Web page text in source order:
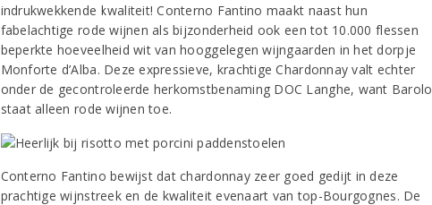
indrukwekkende kwaliteit! Conterno Fantino maakt naast hun
fabelachtige rode wijnen als bijzonderheid ook een tot 10.000 flessen
beperkte hoeveelheid wit van hooggelegen wijngaarden in het dorpje
Monforte d’Alba. Deze expressieve, krachtige Chardonnay valt echter
onder de gecontroleerde herkomstbenaming DOC Langhe, want Barolo
staat alleen rode wijnen toe.
Conterno Fantino bewijst dat chardonnay zeer goed gedijt in deze
prachtige wijnstreek en de kwaliteit evenaart van top-Bourgognes. De